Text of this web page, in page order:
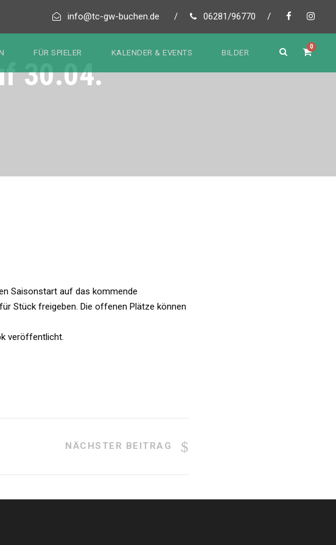
info@tc-gw-buchen.de / 06281/96770 /
FÜR SPIELER KALENDER & EVENTS BILDER
0
30.04.
Saisonstart auf das kommende
Stück freigeben. Die offenen Plätze können
veröffentlicht.
NÄCHSTER BEITRAG